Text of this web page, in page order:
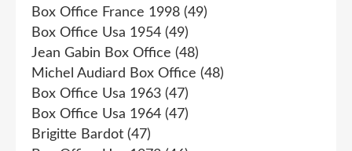
Box Office France 1998 (49)
Box Office Usa 1954 (49)
Jean Gabin Box Office (48)
Michel Audiard Box Office (48)
Box Office Usa 1963 (47)
Box Office Usa 1964 (47)
Brigitte Bardot (47)